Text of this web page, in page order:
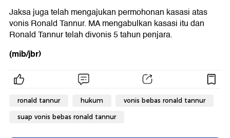
Jaksa juga telah mengajukan permohonan kasasi atas
vonis Ronald Tannur. MA mengabulkan kasasi itu dan
Ronald Tannur telah divonis 5 tahun penjara.
(mib/jbr)
ronald tannur hukum vonis bebas ronald tannur
suap vonis bebas ronald tannur